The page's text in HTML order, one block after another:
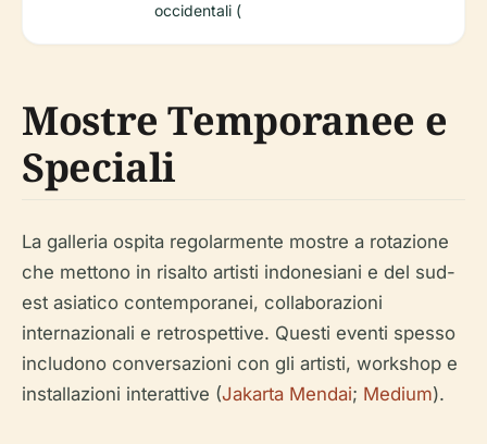
occidentali (
Mostre Temporanee e
Speciali
La galleria ospita regolarmente mostre a rotazione
che mettono in risalto artisti indonesiani e del sud-
est asiatico contemporanei, collaborazioni
internazionali e retrospettive. Questi eventi spesso
includono conversazioni con gli artisti, workshop e
installazioni interattive (Jakarta Mendai; Medium).